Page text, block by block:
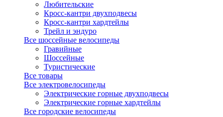
Любительские
Кросс-кантри двухподвесы
Кросс-кантри хардтейлы
Трейл и эндуро
Все шоссейные велосипеды
Гравийные
Шоссейные
Туристические
Все товары
Все электровелосипеды
Электрические горные двухподвесы
Электрические горные хардтейлы
Все городские велосипеды